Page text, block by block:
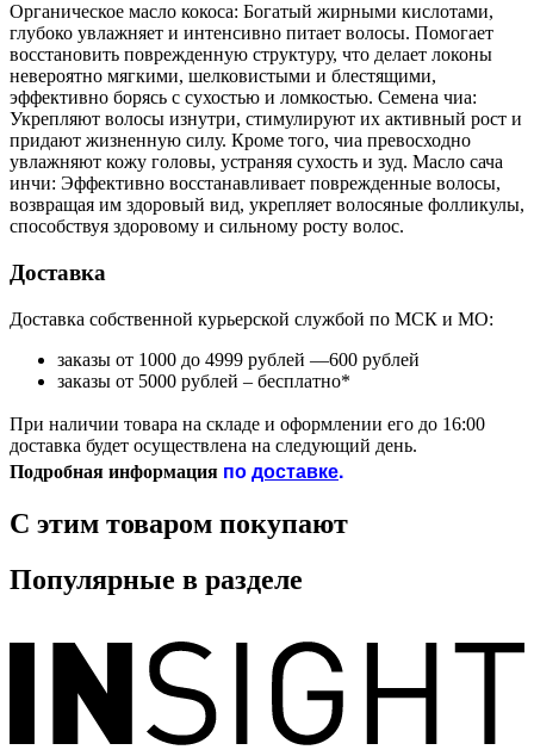
Органическое масло кокоса: Богатый жирными кислотами,
глубоко увлажняет и интенсивно питает волосы. Помогает
восстановить поврежденную структуру, что делает локоны
невероятно мягкими, шелковистыми и блестящими,
эффективно борясь с сухостью и ломкостью. Семена чиа:
Укрепляют волосы изнутри, стимулируют их активный рост и
придают жизненную силу. Кроме того, чиа превосходно
увлажняют кожу головы, устраняя сухость и зуд. Масло сача
инчи: Эффективно восстанавливает поврежденные волосы,
возвращая им здоровый вид, укрепляет волосяные фолликулы,
способствуя здоровому и сильному росту волос.
Доставка
Доставка собственной курьерской службой по МСК и МО:
заказы от 1000 до 4999 рублей —600 рублей
заказы от 5000 рублей – бесплатно*
При наличии товара на складе и оформлении его до 16:00
доставка будет осуществлена на следующий день.
Подробная информация подоставке.
С этим товаром покупают
Популярные в разделе